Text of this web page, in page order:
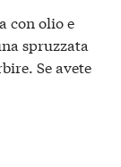
con olio e
spruzzata
Se avete